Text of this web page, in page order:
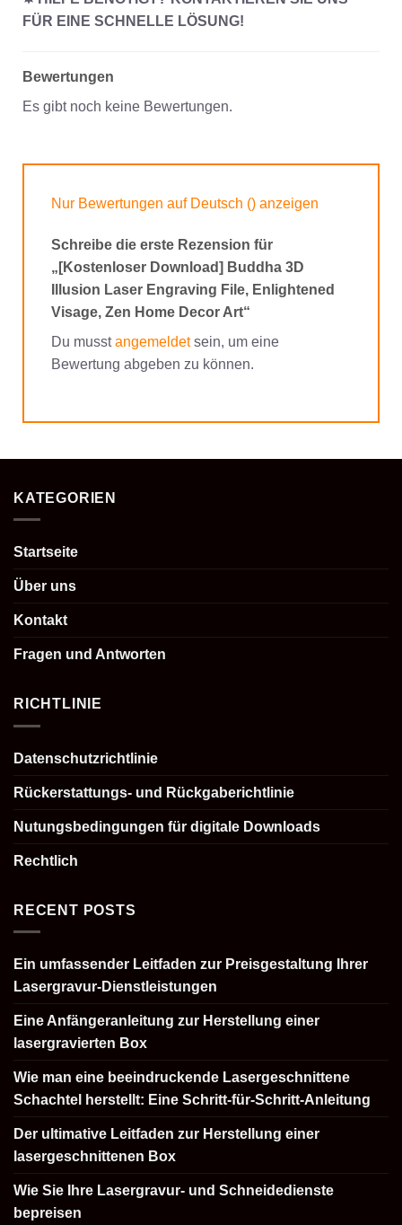
FÜR EINE SCHNELLE LÖSUNG!
Bewertungen
Es gibt noch keine Bewertungen.
Nur Bewertungen auf Deutsch () anzeigen
Schreibe die erste Rezension für
„[Kostenloser Download] Buddha 3D
Illusion Laser Engraving File, Enlightened
Visage, Zen Home Decor Art“
Du musstangemeldetsein, um eine
Bewertung abgeben zu können.
KATEGORIEN
Startseite
Über uns
Kontakt
Fragen und Antworten
RICHTLINIE
Datenschutzrichtlinie
Rückerstattungs- und Rückgaberichtlinie
Nutungsbedingungen für digitale Downloads
Rechtlich
RECENT POSTS
Ein umfassender Leitfaden zur Preisgestaltung Ihrer
Lasergravur-Dienstleistungen
Eine Anfängeranleitung zur Herstellung einer
lasergravierten Box
Wie man eine beeindruckende Lasergeschnittene
Schachtel herstellt: Eine Schritt-für-Schritt-Anleitung
Der ultimative Leitfaden zur Herstellung einer
lasergeschnittenen Box
Wie Sie Ihre Lasergravur- und Schneidedienste
bepreisen